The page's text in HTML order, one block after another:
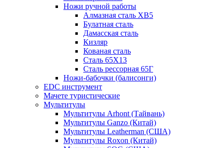
Ножи ручной работы
Алмазная сталь ХВ5
Булатная сталь
Дамасская сталь
Кизляр
Кованая сталь
Сталь 65Х13
Сталь рессорная 65Г
Ножи-бабочки (балисонги)
EDC инструмент
Мачете туристические
Мультитулы
Мультитулы Arhont (Тайвань)
Мультитулы Ganzo (Китай)
Мультитулы Leatherman (США)
Мультитулы Roxon (Китай)